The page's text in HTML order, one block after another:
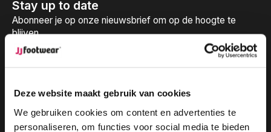
Deze website maakt gebruik van cookies
We gebruiken cookies om content en advertenties te
personaliseren, om functies voor social media te bieden
Stay up to date
Abonneer je op onze nieuwsbrief om op de hoogte te
blijven.